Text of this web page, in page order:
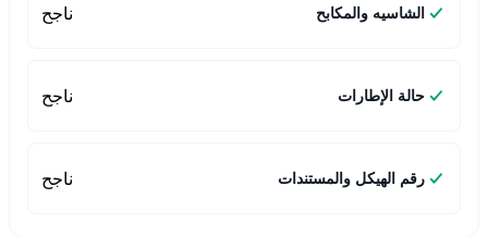
الشاسيه والمكابح ناجح
حالة الإطارات ناجح
رقم الهيكل والمستندات ناجح